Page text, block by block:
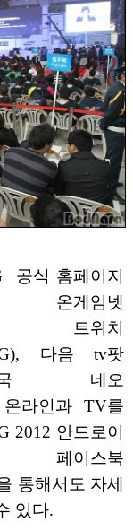
공식 홈페이지
해, 온게임넷
트위치
다음 tv팟
중국 네오
온라인과 TV를
2012 안드로이
이스북
통해서도 자세
있다.